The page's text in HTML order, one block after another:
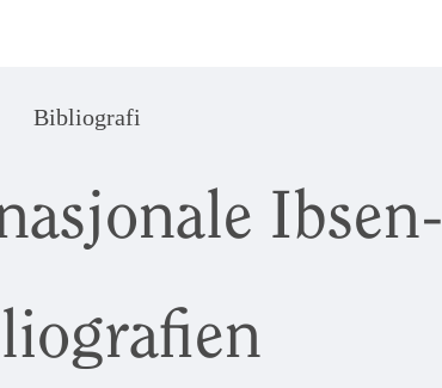
Bibliografi
Ibsen-